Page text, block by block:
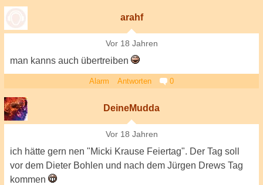
arahf
Vor 18 Jahren
man kanns auch übertreiben
Alarm Antworten 0
DeineMudda
Vor 18 Jahren
ich hätte gern nen "Micki Krause Feiertag". Der Tag soll
vor dem Dieter Bohlen und nach dem Jürgen Drews Tag
kommen